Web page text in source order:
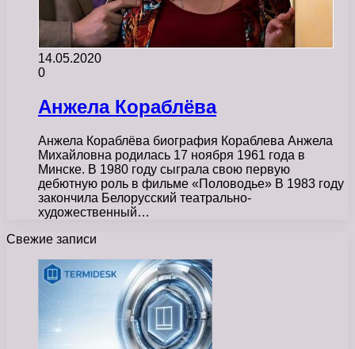
14.05.2020
0
Анжела Кораблёва
Анжела Кораблёва биография Кораблева Анжела
Михайловна родилась 17 ноября 1961 года в
Минске. В 1980 году сыграла свою первую
дебютную роль в фильме «Половодье» В 1983 году
закончила Белорусский театрально-
художественный…
Свежие записи